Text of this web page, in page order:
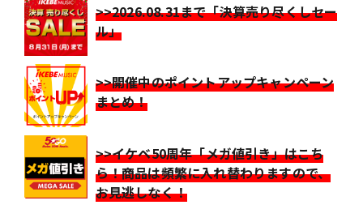
>>2026.08.31まで「決算売り尽くしセー
ル」
>>開催中のポイントアップキャンペーン
まとめ！
>>イケベ50周年「メガ値引き」はこち
ら！商品は頻繁に入れ替わりますので、
お見逃しなく！